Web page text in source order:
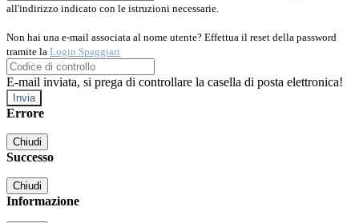
all'indirizzo indicato con le istruzioni necessarie.
Non hai una e-mail associata al nome utente? Effettua il reset della password
tramite la Login Spaggiari
E-mail inviata, si prega di controllare la casella di posta elettronica!
Errore
Chiudi
Successo
Chiudi
Informazione